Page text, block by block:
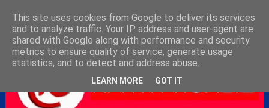
This site uses cookies from Google to deliver its services
and to analyze traffic. Your IP address and user-agent are
shared with Google along with performance and security
metrics to ensure quality of service, generate usage
statistics, and to detect and address abuse.
LEARN MORE GOT IT